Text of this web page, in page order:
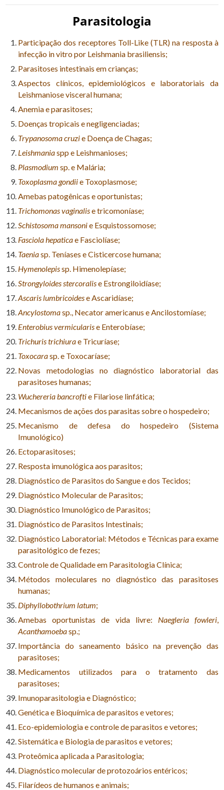
Parasitologia
Participação dos receptores Toll-Like (TLR) na resposta à
infecção in vitro por Leishmania brasiliensis;
Parasitoses intestinais em crianças;
Aspectos clínicos, epidemiológicos e laboratoriais da
Leishmaniose visceral humana;
Anemia e parasitoses;
Doenças tropicais e negligenciadas;
Trypanosoma cruzie Doença de Chagas;
Leishmaniaspp e Leishmanioses;
Plasmodium sp. e Malária;
Toxoplasma gondiie Toxoplasmose;
Amebas patogênicas e oportunistas;
Trichomonas vaginalise tricomoníase;
Schistosoma mansonie Esquistossomose;
Fasciola hepaticae Fasciolíase;
Taeniasp. Teníases e Cisticercose humana;
Hymenolepissp. Himenolepíase;
Strongyloides stercoralise Estrongiloidíase;
Ascaris lumbricoidese Ascaridíase;
Ancylostomasp., Necator americanus e Ancilostomíase;
Enterobius vermicularise Enterobíase;
Trichuris trichiurae Tricuríase;
Toxocarasp. e Toxocaríase;
Novas metodologias no diagnóstico laboratorial das
parasitoses humanas;
Wuchereria bancroftie Filariose linfática;
Mecanismos de ações dos parasitas sobre o hospedeiro;
Mecanismo de defesa do hospedeiro (Sistema
Imunológico)
Ectoparasitoses;
Resposta imunológica aos parasitos;
Diagnóstico de Parasitos do Sangue e dos Tecidos;
Diagnóstico Molecular de Parasitos;
Diagnóstico Imunológico de Parasitos;
Diagnóstico de Parasitos Intestinais;
Diagnóstico Laboratorial: Métodos e Técnicas para exame
parasitológico de fezes;
Controle de Qualidade em Parasitologia Clínica;
Métodos moleculares no diagnóstico das parasitoses
humanas;
Diphyllobothrium latum;
Amebas oportunistas de vida livre: Naegleria fowleri,
Acanthamoebasp.;
Importância do saneamento básico na prevenção das
parasitoses;
Medicamentos utilizados para o tratamento das
parasitoses;
Imunoparasitologia e Diagnóstico;
Genética e Bioquímica de parasitos e vetores;
Eco-epidemiologia e controle de parasitos e vetores;
Sistemática e Biologia de parasitos e vetores;
Proteômica aplicada a Parasitologia;
Diagnóstico molecular de protozoários entéricos;
Filarídeos de humanos e animais;